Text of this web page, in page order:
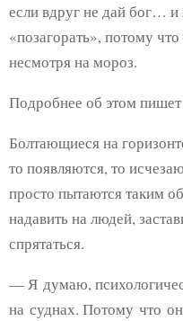
если вдруг не дай бог…
«позагорать», потому
несмотря на мороз.
Подробнее об этом
Болтающиеся на
то появляются, то
просто пытаются таким
надавить на людей,
спрятаться.
— Я думаю,
на суднах. Потому что